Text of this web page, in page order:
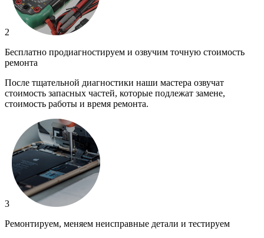
2
Бесплатно продиагностируем и озвучим точную стоимость
ремонта
После тщательной диагностики наши мастера озвучат
стоимость запасных частей, которые подлежат замене,
стоимость работы и время ремонта.
3
Ремонтируем, меняем неисправные детали и тестируем